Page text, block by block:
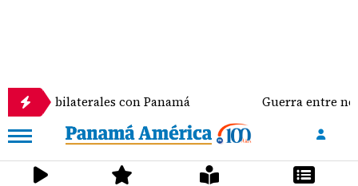
con Panamá Guerra entre negros y